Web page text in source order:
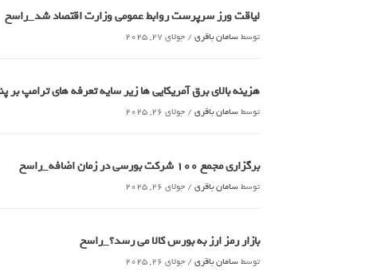
لیاقت ورز سرپرست روابط عمومی وزارت اقتصاد شد_راسخ
توسطسامان باقری / جولای 27, 2025
هزینه بالای برق آمریکایی ها زیر سایه تعرفه های ترامپ
توسطسامان باقری / جولای 26, 2025
برگزاری مجمع 100 شرکت بورسی در زمان اضافه_راسخ
توسطسامان باقری / جولای 26, 2025
بازار رمز ارز به بورس کالا می رسد؟_راسخ
توسطسامان باقری / جولای 26, 2025